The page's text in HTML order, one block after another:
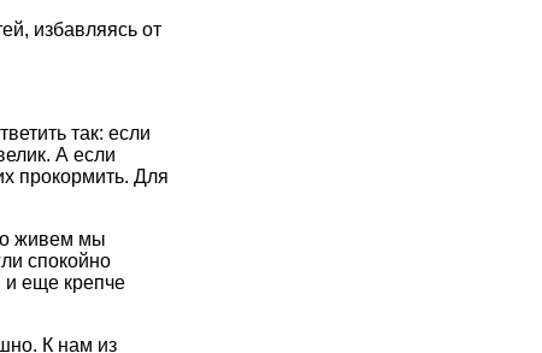
избавляясь от
так: если
А если
прокормить. Для
живем мы
спокойно
и еще крепче
К нам из